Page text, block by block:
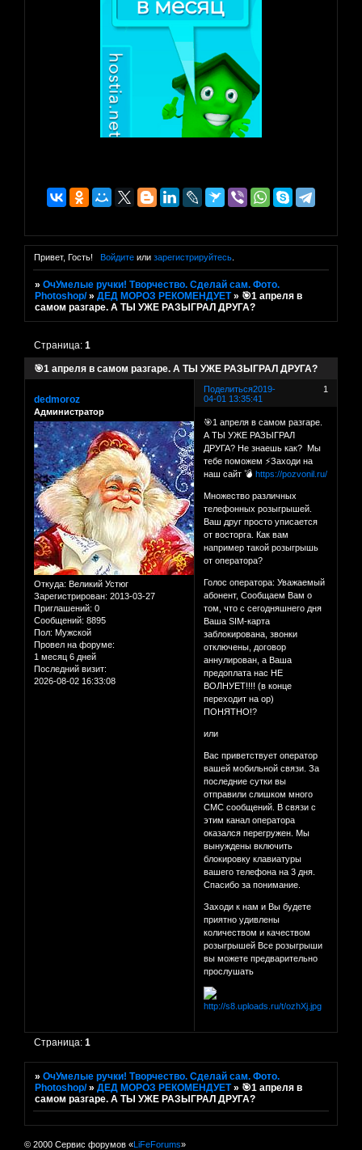
Привет, Гость! Войдитеили зарегистрируйтесь.
»ОчУмелые ручки! Творчество. Сделай сам. Фото.
Photoshop/ »ДЕД МОРОЗ РЕКОМЕНДУЕТ » 🎯1 апреля в
самом разгаре. А ТЫ УЖЕ РАЗЫГРАЛ ДРУГА?
🎯1 апреля в самом разгаре. А ТЫ УЖЕ РАЗЫГРАЛ ДРУГА?
Страница:1
Поделиться 1
2019-
04-01 13:35:41
dedmoroz
Администратор
Откуда: Великий Устюг
Зарегистрирован: 2013-03-27
Приглашений: 0
Сообщений: 8895
Пол: Мужской
Провел на форуме:
1 месяц 6 дней
Последний визит:
2026-08-02 16:33:08
🎯1 апреля в самом разгаре.
А ТЫ УЖЕ РАЗЫГРАЛ
ДРУГА? Не знаешь как? Мы
тебе поможем ⚡Заходи на
наш сайт 💣https://pozvonil.ru/
Множество различных
телефонных розыгрышей.
Ваш друг просто уписается
от восторга. Как вам
например такой розыгрышь
от оператора?
Голос оператора: Уважаемый
абонент, Сообщаем Вам о
том, что с сегодняшнего дня
Ваша SIM-карта
заблокирована, звонки
отключены, договор
аннулирован, а Ваша
предоплата нас НЕ
ВОЛНУЕТ!!!! (в конце
переходит на ор)
ПОНЯТНО!?
или
Вас приветствует оператор
вашей мобильной связи. За
последние сутки вы
отправили слишком много
СМС сообщений. В связи с
этим канал оператора
оказался перегружен. Мы
вынуждены включить
блокировку клавиатуры
вашего телефона на 3 дня.
Спасибо за понимание.
Заходи к нам и Вы будете
приятно удивлены
количеством и качеством
розыгрышей Все розыгрыши
вы можете предварительно
прослушать
Страница:1
»ОчУмелые ручки! Творчество. Сделай сам. Фото.
Photoshop/ »ДЕД МОРОЗ РЕКОМЕНДУЕТ » 🎯1 апреля в
самом разгаре. А ТЫ УЖЕ РАЗЫГРАЛ ДРУГА?
© 2000 Сервис форумов «LiFeForums»